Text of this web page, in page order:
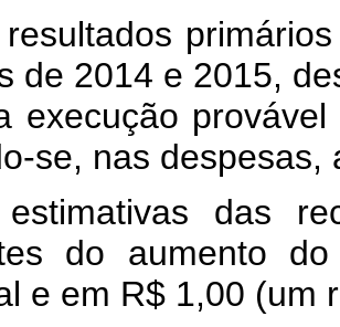
de 2014 e 2015,
execução
se, nas
das
do aumento
e em R$ 1,00 (um